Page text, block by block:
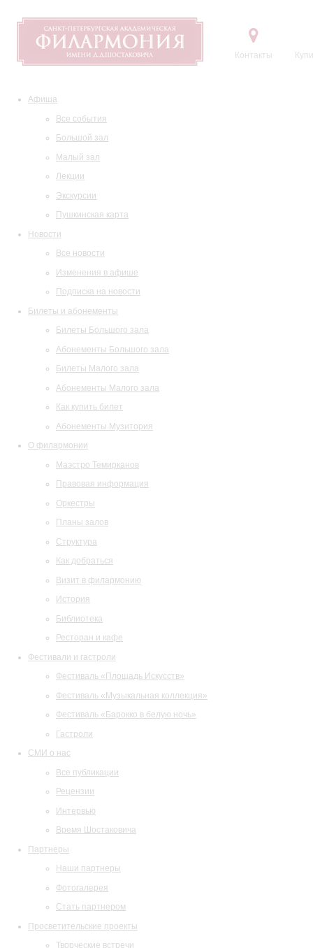
Контакты
Афиша
Все события
Большой зал
Малый зал
Лекции
Экскурсии
Пушкинская карта
Новости
Все новости
Изменения в афише
Подписка на новости
Билеты и абонементы
Билеты Большого зала
Абонементы Большого зала
Билеты Малого зала
Абонементы Малого зала
Как купить билет
Абонементы Музитория
О филармонии
Маэстро Темирканов
Правовая информация
Оркестры
Планы залов
Структура
Как добраться
Визит в филармонию
История
Библиотека
Ресторан и кафе
Фестивали и гастроли
Фестиваль «Площадь Искусств»
Фестиваль «Музыкальная коллекция»
Фестиваль «Барокко в белую ночь»
Гастроли
СМИ о нас
Все публикации
Рецензии
Интервью
Время Шостаковича
Партнеры
Наши партнеры
Фотогалерея
Стать партнером
Просветительские проекты
Творческие встречи